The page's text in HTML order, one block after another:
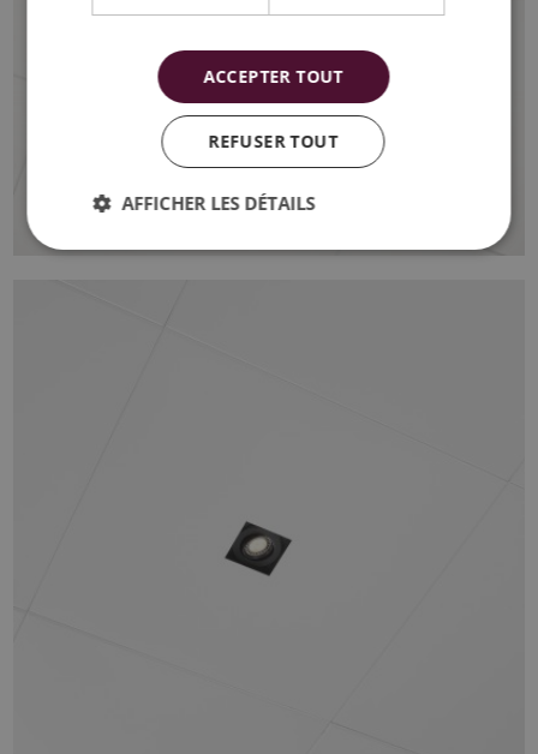
ACCEPTER TOUT
REFUSER TOUT
AFFICHER LES DÉTAILS